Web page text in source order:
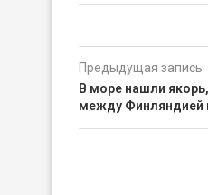
Предыдущая запись
В море нашли
между Финляндией